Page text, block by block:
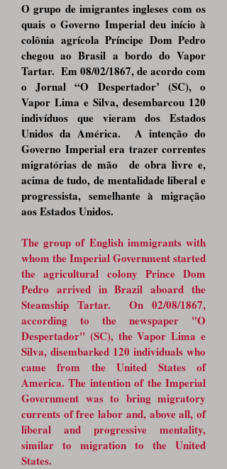
O grupo de imigrantes ingleses com os
quais o Governo Imperial deu início à
colônia agrícola Príncipe Dom Pedro
chegou ao Brasil a bordo do Vapor
Tartar. Em 08/02/1867, de acordo com
o Jornal “O Despertador’ (SC), o
Vapor Lima e Silva, desembarcou 120
indivíduos que vieram dos Estados
Unidos da América. A intenção do
Governo Imperial era trazer correntes
migratórias de mão de obra livre e,
acima de tudo, de mentalidade liberal e
progressista, semelhante à migração
aos Estados Unidos.
The group of English immigrants with
whom the Imperial Government started
the agricultural colony Prince Dom
Pedro arrived in Brazil aboard the
Steamship Tartar. On 02/08/1867,
according to the newspaper "O
Despertador" (SC), the Vapor Lima e
Silva, disembarked 120 individuals who
came from the United States of
America. The intention of the Imperial
Government was to bring migratory
currents of free labor and, above all, of
liberal and progressive mentality,
similar to migration to the United
States.